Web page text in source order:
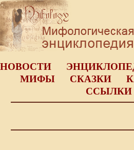
НОВОСТИ
МИФЫ
СКАЗКИ
ССЫЛКИ